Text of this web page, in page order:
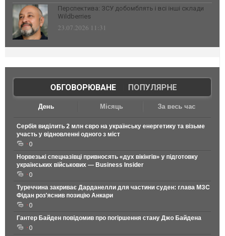
Перспектива: ЗСУ добомблять і всі інші склади
Wildberries
23.07.2026 11:31
ОБГОВОРЮВАНЕ| ПОПУЛЯРНЕ
День Місяць За весь час
Сербія виділить 2 млн євро на українську енергетику та візьме
участь у відновленні одного з міст
0
Норвезькі спецназівці привносять «дух вікінгів» у підготовку
українських військових — Business Insider
0
Туреччина закриває Дарданелли для частини суден: глава МЗС
Фідан роз'яснив позицію Анкари
0
Гантер Байден повідомив про погіршення стану Джо Байдена
0